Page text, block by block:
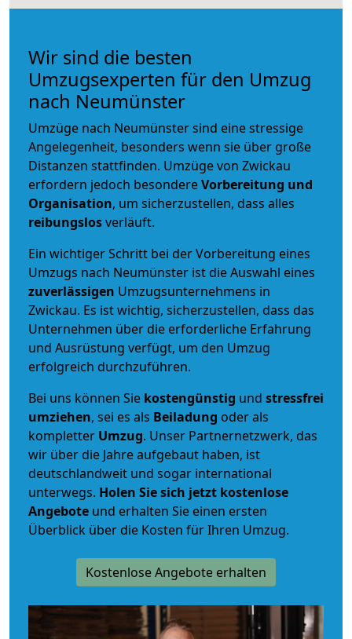
Wir sind die besten
Umzugsexperten für den Umzug
nach Neumünster
Umzüge nach Neumünster sind eine stressige
Angelegenheit, besonders wenn sie über große
Distanzen stattfinden. Umzüge von Zwickau
erfordern jedoch besondereVorbereitung und
Organisation, um sicherzustellen, dass alles
reibungslosverläuft.
Ein wichtiger Schritt bei der Vorbereitung eines
Umzugs nach Neumünster ist die Auswahl eines
zuverlässigen Umzugsunternehmens in
Zwickau. Es ist wichtig, sicherzustellen, dass das
Unternehmen über die erforderliche Erfahrung
und Ausrüstung verfügt, um den Umzug
erfolgreich durchzuführen.
Bei uns können Sie kostengünstig und stressfrei
umziehen, sei es als Beiladung oder als
kompletter Umzug. Unser Partnernetzwerk, das
wir über die Jahre aufgebaut haben, ist
deutschlandweit und sogar international
unterwegs. Holen Sie sich jetzt kostenlose
Angebote und erhalten Sie einen ersten
Überblick über die Kosten für Ihren Umzug.
Kostenlose Angebote erhalten